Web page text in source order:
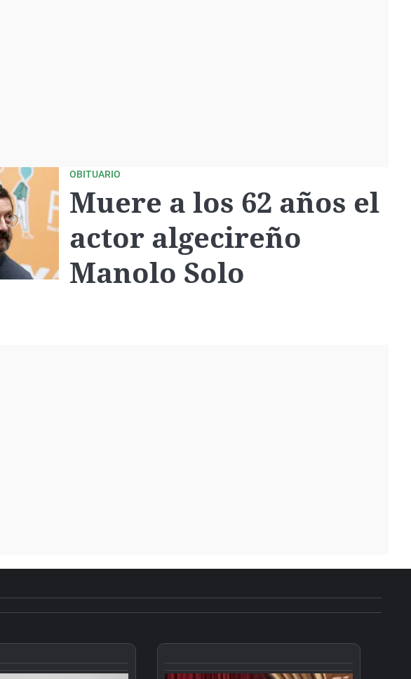
OBITUARIO
Muere a los 62 años el
actor algecireño
Manolo Solo